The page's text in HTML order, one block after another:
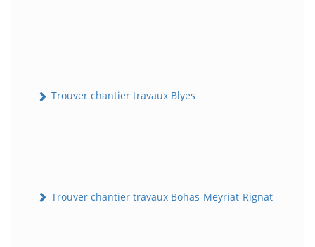
Trouver chantier travaux Blyes
Trouver chantier travaux Bohas-Meyriat-Rignat